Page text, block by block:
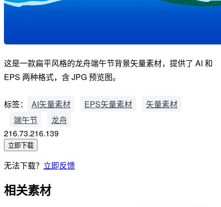
这是一款扁平风格的龙舟端午节背景矢量素材，提供了 AI 和
EPS 两种格式，含 JPG 预览图。
标签： AI矢量素材 EPS矢量素材
矢量素材
端午节
龙舟
216.73.216.139
立即下载
无法下载？ 立即反馈
相关素材